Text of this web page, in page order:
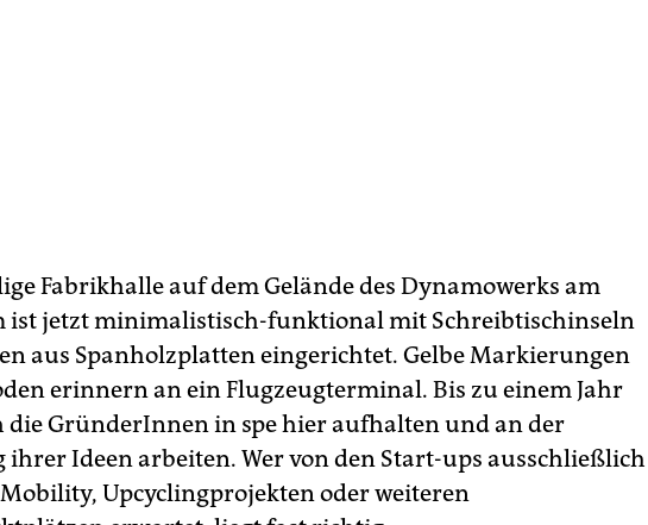
Fabrikhalle auf dem Gelände des Dynamowerks am
ist jetzt minimalistisch-funktional mit Schreibtischinseln
aus Spanholzplatten eingerichtet. Gelbe Markierungen
erinnern an ein Flugzeugterminal. Bis zu einem Jahr
die GründerInnen in spe hier aufhalten und an der
ihrer Ideen arbeiten. Wer von den Start-ups ausschließlich
Upcyclingprojekten oder weiteren